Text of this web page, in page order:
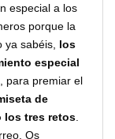
especial a los
porque la
sabéis, los
especial
para premiar el
de
los tres retos
Os